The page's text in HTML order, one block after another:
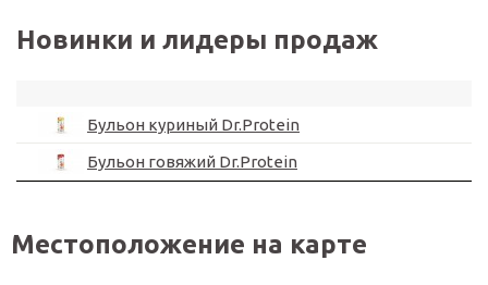
Новинки и лидеры продаж
Бульон куриный Dr.Protein
Бульон говяжий Dr.Protein
Местоположение на карте